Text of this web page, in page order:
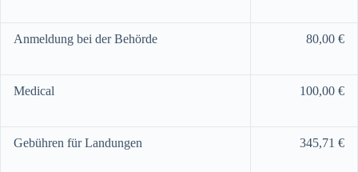
Anmeldung bei der Behörde 80,00 €
Medical 100,00 €
Gebühren für Landungen 345,71 €